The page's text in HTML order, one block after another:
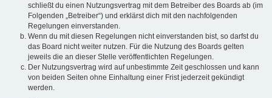
schließt du einen Nutzungsvertrag mit dem Betreiber des Boards ab (im
Folgenden „Betreiber“) und erklärst dich mit den nachfolgenden
Regelungen einverstanden.
Wenn du mit diesen Regelungen nicht einverstanden bist, so darfst du
das Board nicht weiter nutzen. Für die Nutzung des Boards gelten
jeweils die an dieser Stelle veröffentlichten Regelungen.
Der Nutzungsvertrag wird auf unbestimmte Zeit geschlossen und kann
von beiden Seiten ohne Einhaltung einer Frist jederzeit gekündigt
werden.